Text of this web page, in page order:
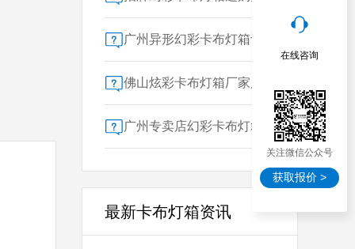
广州专卖店幻彩卡布灯箱选购指南：一位广告总监的售后保障启示录
最新卡布灯箱资讯
在线咨询
关注微信公众号
获取报价 >